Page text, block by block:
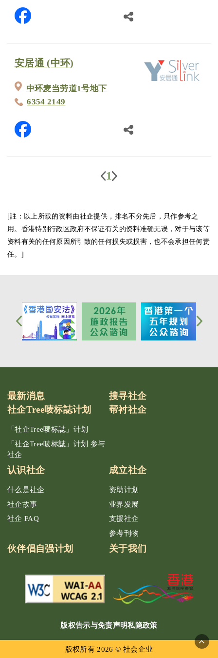
安居通 (中环)
中环麦当劳道1号地下
6354 2149
1
[註：以上所载的资料由社企提供，排名不分先后，只作参考之
用。香港特别行政区政府不保证有关的资料准确无误，对于与该等
资料有关的任何原因所引致的任何损失或损害，也不会承担任何责
任。]
最新消息
搜寻社企
社企Tree唛标誌计划
「社企Tree唛标誌」计划
「社企Tree唛标誌」计划 参与
社企
帮衬社企
认识社企
什么是社企
社企故事
社企 FAQ
成立社企
资助计划
业界发展
支援社企
参考刊物
伙伴倡自强计划 关于我们
版权告示与免责声明私隐政策
版权所有 2026 © 社会企业